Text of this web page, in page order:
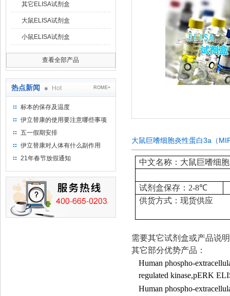
其它ELISA试剂盒
大鼠ELISA试剂盒
小鼠ELISA试剂盒
查看全部产品
热点新闻 Hot ROME+
标本的保存及温度
伊立替康的使用要注意哪些事项
五一假期安排
伊立替康对人体有什么副作用
21年春节放假通知
大鼠巨嗜细胞炎性蛋白3a（
中文名称：大鼠巨嗜细
试剂盒保存： 2-8℃
供货方式：现货供应
需要其它试剂盒或产品说
其它部分优势产品：
Human phospho-
regulated kinase,pERK
Human phospho-